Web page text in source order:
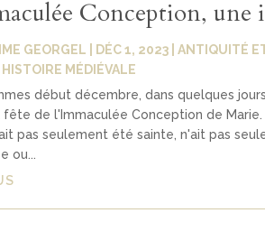
Conception,
GEORGEL DÉC 1, 2023| ANTIQUITÉ
HISTOIRE MÉDIÉVALE
début décembre, dans quelques
fête de l'Immaculée Conception de
pas seulement été sainte, n'ait pas
ou...